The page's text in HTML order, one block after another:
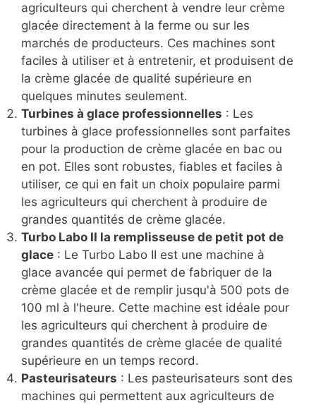
agriculteurs qui cherchent à vendre leur crème
glacée directement à la ferme ou sur les
marchés de producteurs. Ces machines sont
faciles à utiliser et à entretenir, et produisent de
la crème glacée de qualité supérieure en
quelques minutes seulement.
Turbines à glace professionnelles : Les
turbines à glace professionnelles sont parfaites
pour la production de crème glacée en bac ou
en pot. Elles sont robustes, fiables et faciles à
utiliser, ce qui en fait un choix populaire parmi
les agriculteurs qui cherchent à produire de
grandes quantités de crème glacée.
Turbo Labo II la remplisseuse de petit pot de
glace : Le Turbo Labo II est une machine à
glace avancée qui permet de fabriquer de la
crème glacée et de remplir jusqu'à 500 pots de
100 ml à l'heure. Cette machine est idéale pour
les agriculteurs qui cherchent à produire de
grandes quantités de crème glacée de qualité
supérieure en un temps record.
Pasteurisateurs : Les pasteurisateurs sont des
machines qui permettent aux agriculteurs de